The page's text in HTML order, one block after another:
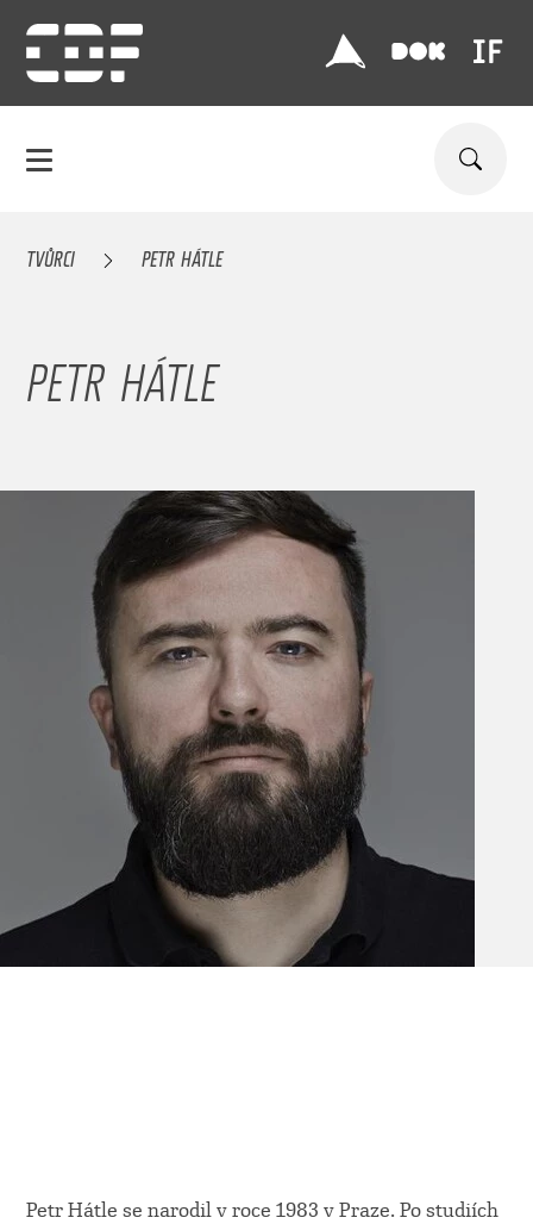
TVŮRCI PETR HÁTLE
PETR HÁTLE
Petr Hátle se narodil v roce 1983 v Praze. Po studiích